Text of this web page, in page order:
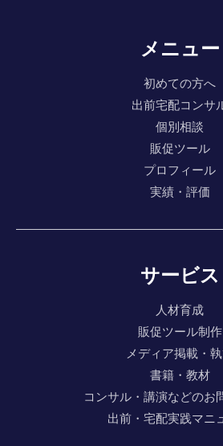
メニュー
初めての方へ
出前宅配コンサ
個別相談
販促ツール
プロフィール
実績・評価
サービス
人材育成
販促ツール制作
メディア掲載・
書籍・教材
コンサル・講演などのお
出前・宅配実践マニ